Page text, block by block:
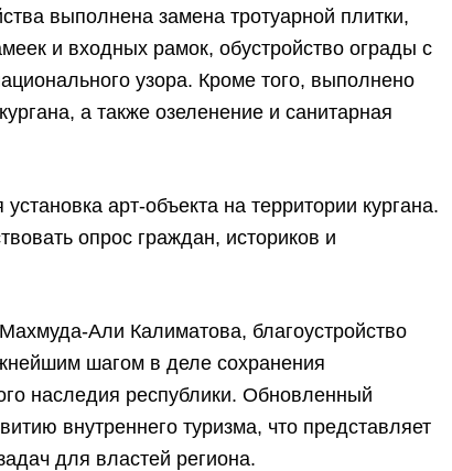
выполнена замена тротуарной плитки,
и входных рамок, обустройство ограды с
узора. Кроме того, выполнено
а также озеленение и санитарная
арт-объекта на территории кургана.
опрос граждан, историков и
Али Калиматова, благоустройство
шагом в деле сохранения
наследия республики. Обновленный
внутреннего туризма, что представляет
для властей региона.